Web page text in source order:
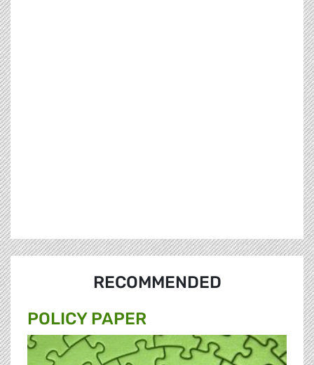
RECOMMENDED
POLICY PAPER